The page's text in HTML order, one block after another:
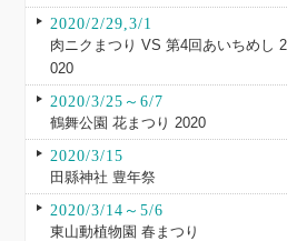
2020/2/29,3/1
肉ニクまつり VS 第4回あいちめし 2
020
2020/3/25～6/7
鶴舞公園 花まつり 2020
2020/3/15
田縣神社 豊年祭
2020/3/14～5/6
東山動植物園 春まつり